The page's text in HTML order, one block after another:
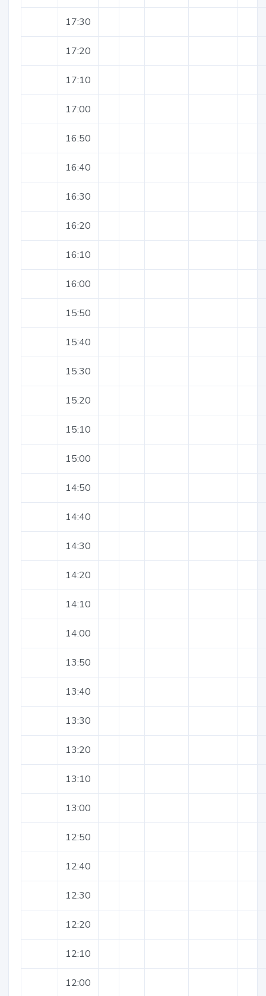
17:30
17:20
17:10
17:00
16:50
16:40
16:30
16:20
16:10
16:00
15:50
15:40
15:30
15:20
15:10
15:00
14:50
14:40
14:30
14:20
14:10
14:00
13:50
13:40
13:30
13:20
13:10
13:00
12:50
12:40
12:30
12:20
12:10
12:00